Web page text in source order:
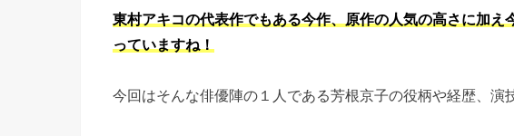
東村アキコの代表作でもある今作、原作の人気の高さに加え
っていますね！
今回はそんな俳優陣の１人である芳根京子の役柄や経歴、演